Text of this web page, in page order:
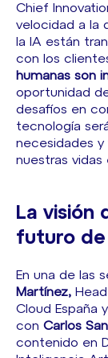
Chief
velocidad a la
la IA están
con los
humanas son
oportunidad
desafíos en
tecnología
necesidades
nuestras vidas
La visión
futuro de
En una de las
Martínez,
Cloud España
con Carlos
contenido en